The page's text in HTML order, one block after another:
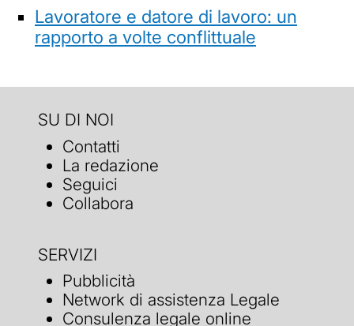
Lavoratore e datore di lavoro: un
rapporto a volte conflittuale
SU DI NOI
Contatti
La redazione
Seguici
Collabora
SERVIZI
Pubblicità
Network di assistenza Legale
Consulenza legale online